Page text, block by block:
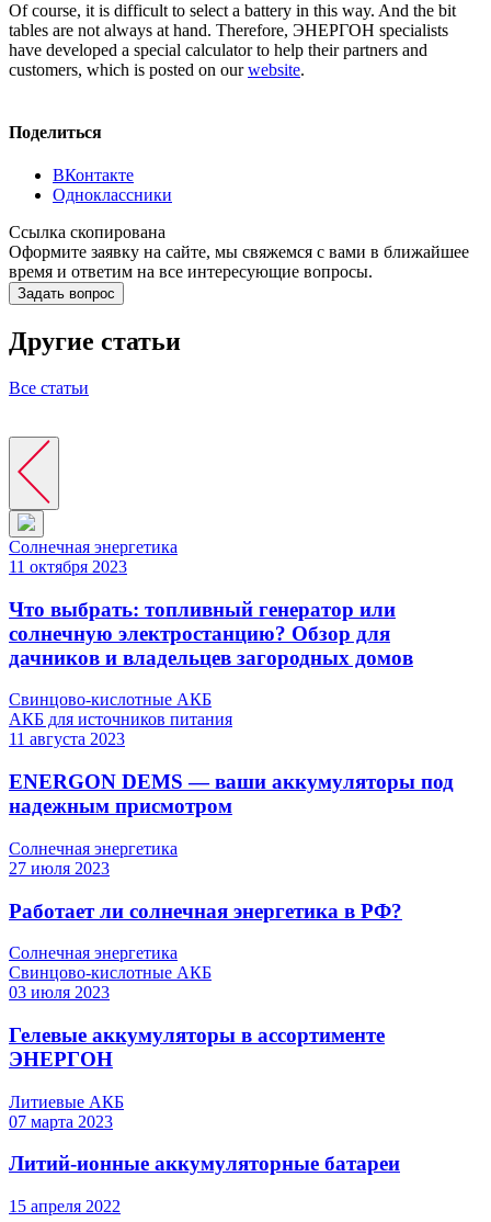
Of course, it is difficult to select a battery in this way. And the bit
tables are not always at hand. Therefore, ЭНЕРГОН specialists
have developed a special calculator to help their partners and
customers, which is posted on ourwebsite.
Поделиться
ВКонтакте
Одноклассники
Ссылка скопирована
Оформите заявку на сайте, мы свяжемся с вами в ближайшее
время и ответим на все интересующие вопросы.
Задать вопрос
Другие статьи
Все статьи
Солнечная энергетика
11 октября 2023
Что выбрать: топливный генератор или
солнечную электростанцию? Обзор для
дачников и владельцев загородных домов
Свинцово-кислотные АКБ
АКБ для источников питания
11 августа 2023
ENERGON DEMS — ваши аккумуляторы под
надежным присмотром
Солнечная энергетика
27 июля 2023
Работает ли солнечная энергетика в РФ?
Солнечная энергетика
Свинцово-кислотные АКБ
03 июля 2023
Гелевые аккумуляторы в ассортименте
ЭНЕРГОН
Литиевые АКБ
07 марта 2023
Литий-ионные аккумуляторные батареи
15 апреля 2022